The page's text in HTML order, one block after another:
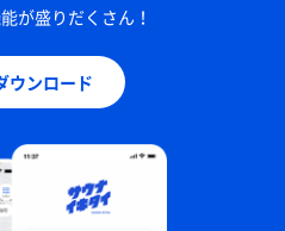
が盛りだくさん！
ウンロード